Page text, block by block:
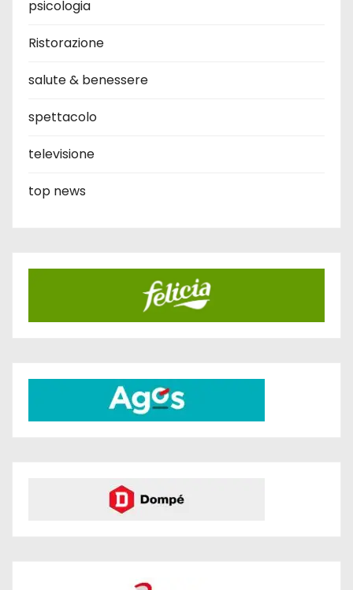
psicologia
Ristorazione
salute & benessere
spettacolo
televisione
top news